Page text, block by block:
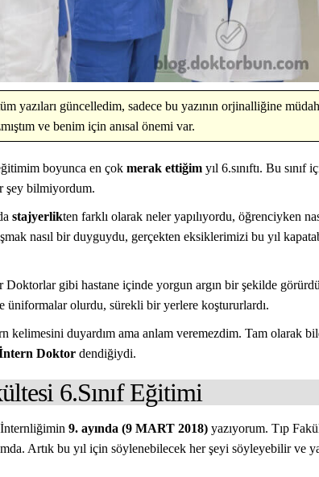
yazıları güncelledim, sadece bu yazının orjinalliğine
ve benim için anısal önemi var.
boyunca en çok merak ettiğim yıl 6.sınıftı. Bu
şey bilmiyordum.
stajyerlikten farklı olarak neler yapılıyordu, öğrenciyken
nasıl bir duyguydu, gerçekten eksiklerimizi bu yıl
Doktorlar gibi hastane içinde yorgun argın bir şekilde
üniformalar olurdu, sürekli bir yerlere koştururlardı.
kelimesini duyardım ama anlam veremezdim. Tam olarak
Doktor dendiğiydi.
6.Sınıf Eğitimi
İnternliğimin 9. ayında (9 MART 2018) yazıyorum. Tıp
Artık bu yıl için söylenebilecek her şeyi söyleyebilir ve